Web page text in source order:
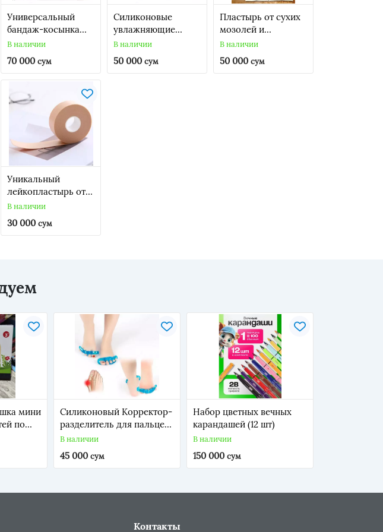
по состоянию
здоро
Универсальный
бандаж-косынка
для плечевого
сустава
В наличии
70 000сум
Силиконовые
увлажняющие
гелевые носки для
ног.
В наличии
50 000сум
Пластырь от сухих
мозолей и
натоптышей (8 шт)
В наличии
50 000 сум
Уникальный
лейкопластырь от
мозолей для обуви
(4,5м. х 2,5см.)
В наличии
30 000сум
мини
по
Силиконовый Корректор-
разделитель для пальцев
ног Supretto
В наличии
45 000 сум
Набор цветных вечных
карандашей (12 шт)
В наличии
150 000 сум
Контакты